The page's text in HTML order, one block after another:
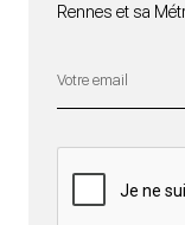
Rennes et sa